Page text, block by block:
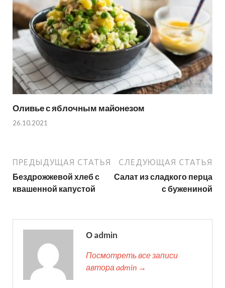
Оливье с яблочным майонезом
26.10.2021
ПРЕДЫДУЩАЯ СТАТЬЯ
Бездрожжевой хлеб с
квашенной капустой
СЛЕДУЮЩАЯ СТАТЬЯ
Салат из сладкого перца
с бужениной
О admin
Посмотреть все записи
автора admin →